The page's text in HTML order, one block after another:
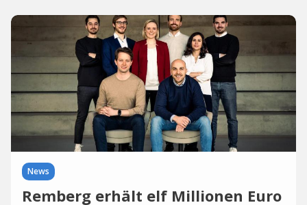
News
Remberg erhält elf Millionen Euro